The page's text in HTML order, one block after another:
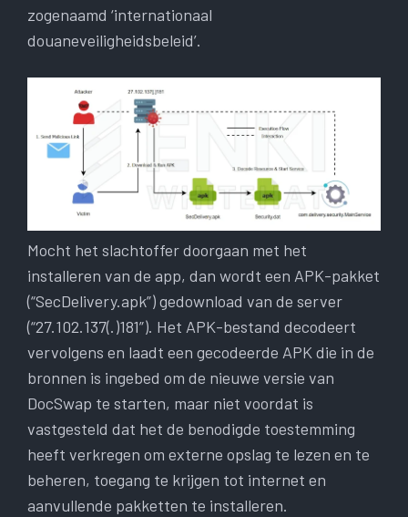
zogenaamd ‘internationaal
douaneveiligheidsbeleid’.
Mocht het slachtoffer doorgaan met het
installeren van de app, dan wordt een APK-pakket
(“SecDelivery.apk”) gedownload van de server
(“27.102.137(.)181”). Het APK-bestand decodeert
vervolgens en laadt een gecodeerde APK die in de
bronnen is ingebed om de nieuwe versie van
DocSwap te starten, maar niet voordat is
vastgesteld dat het de benodigde toestemming
heeft verkregen om externe opslag te lezen en te
beheren, toegang te krijgen tot internet en
aanvullende pakketten te installeren.